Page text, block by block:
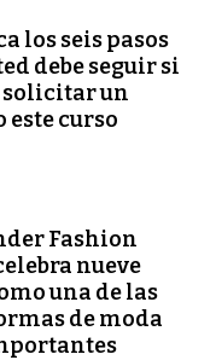
los seis pasos
debe seguir si
solicitar un
este curso
Fashion
nueve
una de las
de moda